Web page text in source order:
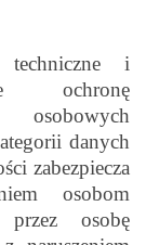
techniczne i
ochronę
danych
zabezpiecza
osobom
przez osobę